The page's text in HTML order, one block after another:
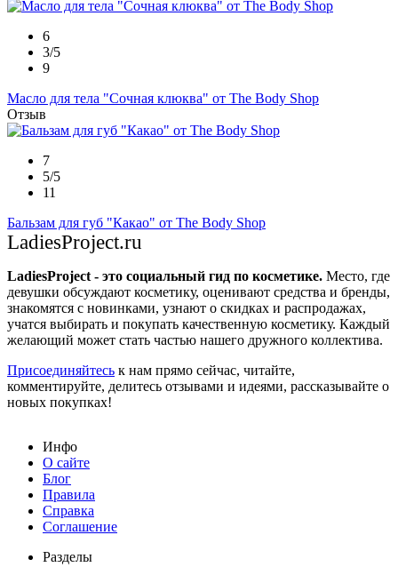
6
3/5
9
Масло для тела "Сочная клюква" от The Body Shop
Отзыв
7
5/5
11
Бальзам для губ "Какао" от The Body Shop
LadiesProject.ru
LadiesProject - это социальный гид по косметике. Место, где
девушки обсуждают косметику, оценивают средства и бренды,
знакомятся с новинками, узнают о скидках и распродажах,
учатся выбирать и покупать качественную косметику. Каждый
желающий может стать частью нашего дружного коллектива.
Присоединяйтесь к нам прямо сейчас, читайте,
комментируйте, делитесь отзывами и идеями, рассказывайте о
новых покупках!
Инфо
О сайте
Блог
Правила
Справка
Соглашение
Разделы